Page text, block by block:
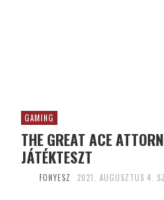
GAMING
THE GREAT ACE
JÁTÉKTESZT
FONYESZ 2021. AUGUSZTUS 4.